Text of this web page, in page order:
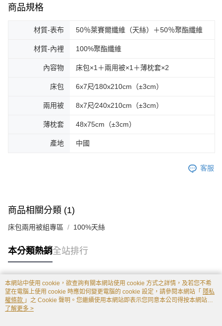
商品規格
材質-表布 50％萊賽爾纖維（天絲）＋50％聚酯纖維
材質-內裡 100%聚酯纖維
內容物 床包×1＋兩用被×1＋薄枕套×2
床包 6x7尺∕180x210cm（±3cm）
兩用被 8x7尺∕240x210cm（±3cm）
薄枕套 48x75cm（±3cm）
產地 中國
客服
商品相關分類 (1)
床包兩用被組專區 100%天絲
本分類熱銷全站排行
熱門標籤
本網站中使用 cookie，欲查詢有關本網站使用 cookie 方式之詳情，及若您不希
望在電腦上使用 cookie 時應如何變更電腦的 cookie 設定，請參閱本網站「 隱私
權條款 」之 Cookie 聲明。您繼續使用本網站即表示您同意本公司得按本網站使
用條款之 Cookie 聲明使用 cookie。
了解更多 >